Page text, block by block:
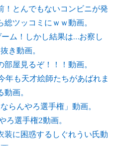
！とんでもないコンビニが発
ツッコミにｗｗ動画。
ム！しかし結果は…お察し
き動画。
屋見るぞ！！！動画。
も天才絵師たちがあばれま
動画。
らんやろ選手権」動画。
ろ選手権2動画。
装に困惑するしぐれうい氏動